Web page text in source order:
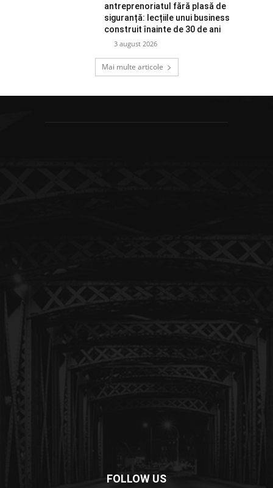
antreprenoriatul fără plasă de
siguranță: lecțiile unui business
construit înainte de 30 de ani
3 august 2026
Mai multe articole
FOLLOW US